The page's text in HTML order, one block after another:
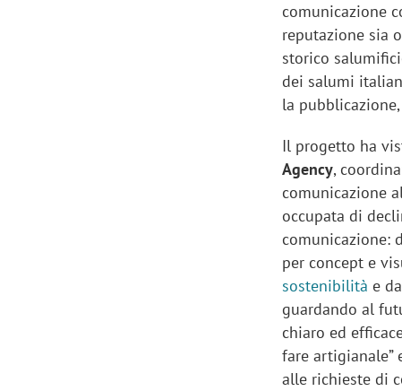
comunicazione
reputazione sia
storico
dei salumi
la
Il progetto ha
Agency,
comunicazione
occupata di
comunicazione:
per concept e
sostenibilità e
guardando al
chiaro ed
fare artigianale”
alle richieste di